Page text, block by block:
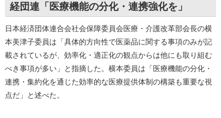
経団連「医療機能の分化・連携強化を」
日本経済団体連合会社会保障委員会医療・介護改革部会長の横
本美津子委員は「具体的方向性で医薬品に関する事項のみが記
載されているが、効率化・適正化の観点からは他にも取り組む
べき事項が多い」と指摘した。横本委員は「医療機能の分化・
連携・集約化を通じた効率的な医療提供体制の構築も重要な視
点だ」と述べた。